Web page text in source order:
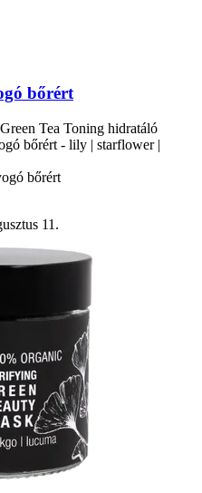
bőrért
Tea Toning hidratáló
bőrért - lily | starflower |
bőrért
11.